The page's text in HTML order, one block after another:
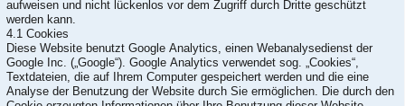
aufweisen und nicht lückenlos vor dem Zugriff durch Dritte geschützt
werden kann.
4.1 Cookies
Diese Website benutzt Google Analytics, einen Webanalysedienst der
Google Inc. („Google“). Google Analytics verwendet sog. „Cookies“,
Textdateien, die auf Ihrem Computer gespeichert werden und die eine
Analyse der Benutzung der Website durch Sie ermöglichen. Die durch den